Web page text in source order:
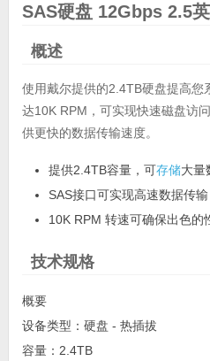
SAS硬盘 12Gbps 2.5
概述
使用戴尔提供的2.4TB硬盘提高您
达10K RPM，可实现快速磁盘访
供更快的数据传输速度。
提供2.4TB容量，可存储大量
SAS接口可实现高速数据传输
10K RPM 转速可确保出色的
技术规格
概要
设备类型：硬盘 - 热插拔
容量：2.4TB